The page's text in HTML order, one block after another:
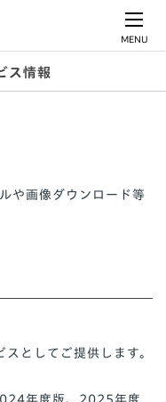
MENU
ス情報
や画像ダウンロード等
としてご提供します。
年度版、2025年度